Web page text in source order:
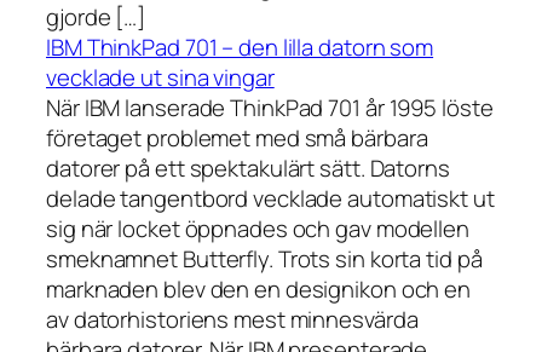
gjorde […]
IBM ThinkPad 701 – den lilla datorn som
vecklade ut sina vingar
När IBM lanserade ThinkPad 701 år 1995 löste
företaget problemet med små bärbara
datorer på ett spektakulärt sätt. Datorns
delade tangentbord vecklade automatiskt ut
sig när locket öppnades och gav modellen
smeknamnet Butterfly. Trots sin korta tid på
marknaden blev den en designikon och en
av datorhistoriens mest minnesvärda